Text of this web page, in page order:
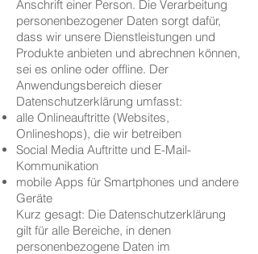
Anschrift einer Person. Die Verarbeitung
personenbezogener Daten sorgt dafür,
dass wir unsere Dienstleistungen und
Produkte anbieten und abrechnen können,
sei es online oder offline. Der
Anwendungsbereich dieser
Datenschutzerklärung umfasst:
alle Onlineauftritte (Websites,
Onlineshops), die wir betreiben
Social Media Auftritte und E-Mail-
Kommunikation
mobile Apps für Smartphones und andere
Geräte
Kurz gesagt: Die Datenschutzerklärung
gilt für alle Bereiche, in denen
personenbezogene Daten im